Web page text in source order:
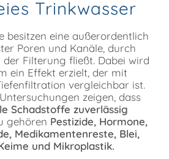
Trinkwasser
besitzen eine außerordentlich
Poren und Kanäle, durch
der Filterung fließt. Dabei wird
ein Effekt erzielt, der mit
vergleichbar ist.
zeigen, dass
Schadstoffe zuverlässig
gehören Pestizide, Hormone,
Medikamentenreste, Blei,
und Mikroplastik.